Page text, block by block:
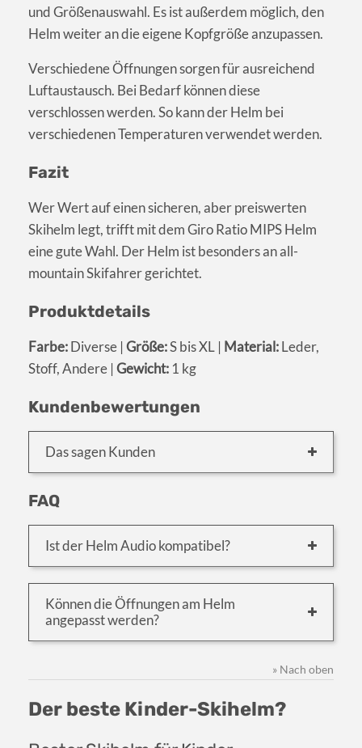
und Größenauswahl. Es ist außerdem möglich, den
Helm weiter an die eigene Kopfgröße anzupassen.
Verschiedene Öffnungen sorgen für ausreichend
Luftaustausch. Bei Bedarf können diese
verschlossen werden. So kann der Helm bei
verschiedenen Temperaturen verwendet werden.
Fazit
Wer Wert auf einen sicheren, aber preiswerten
Skihelm legt, trifft mit dem Giro Ratio MIPS Helm
eine gute Wahl. Der Helm ist besonders an all-
mountain Skifahrer gerichtet.
Produktdetails
Farbe:Diverse | Größe:S bis XL | Material:Leder,
Stoff, Andere | Gewicht: 1 kg
Kundenbewertungen
Das sagen Kunden
FAQ
Ist der Helm Audio kompatibel?
Können die Öffnungen am Helm
angepasst werden?
» Nach oben
Der beste Kinder-Skihelm?